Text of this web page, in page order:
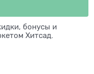
бонусы и
Хитсад.